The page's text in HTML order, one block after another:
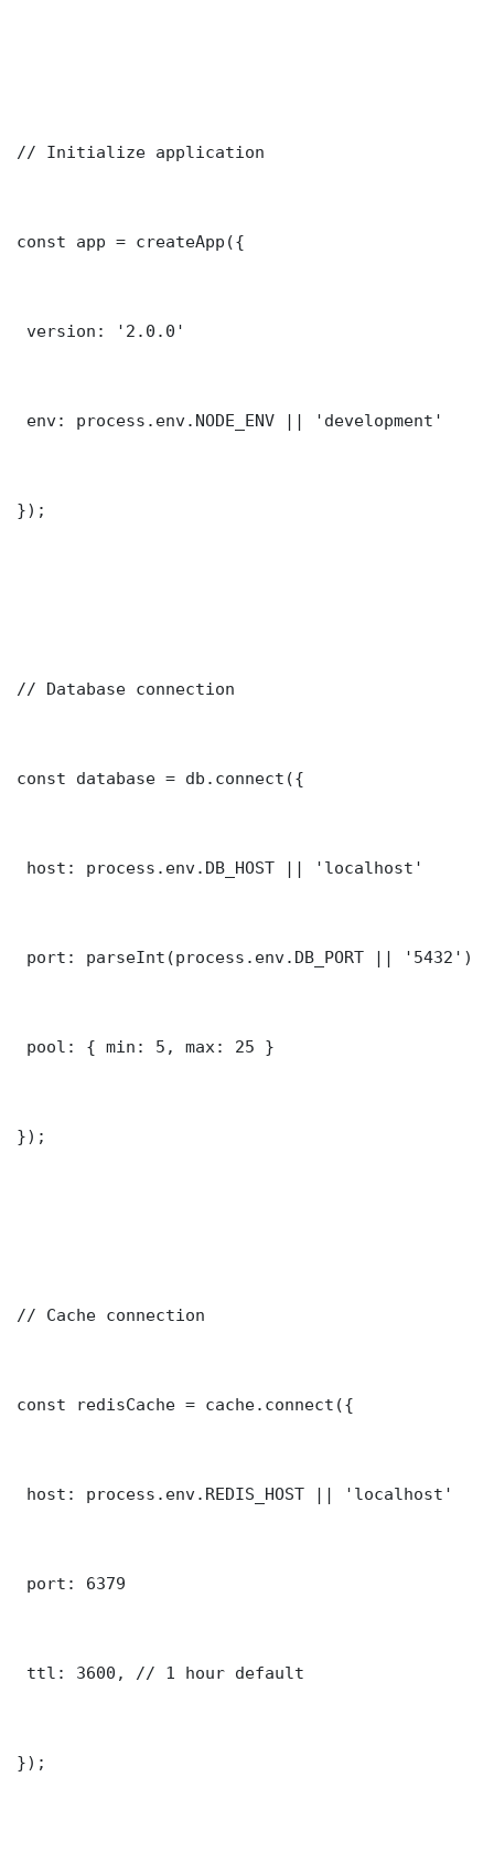
// Initialize application
const app = createApp({
version: '2.0.0'
env: process.env.NODE_ENV || 'development'
});
// Database connection
const database = db.connect({
host: process.env.DB_HOST || 'localhost'
port: parseInt(process.env.DB_PORT || '5432')
pool: { min: 5, max: 25 }
});
// Cache connection
const redisCache = cache.connect({
host: process.env.REDIS_HOST || 'localhost'
port: 6379
ttl: 3600, // 1 hour default
});